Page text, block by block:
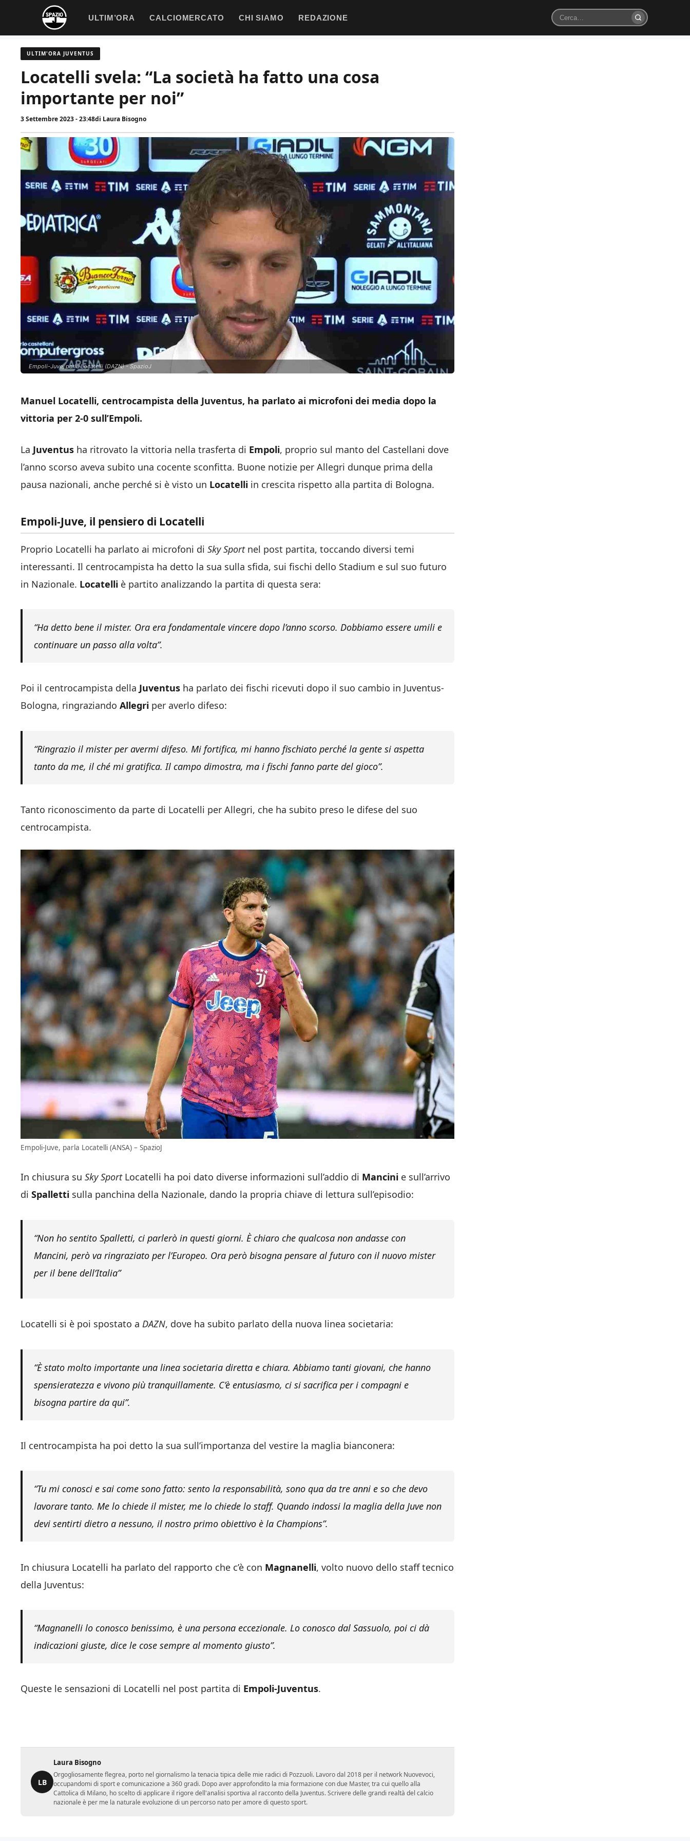
contenuto
ULTIM’ORA CALCIOMERCATO CHI SIAMO REDAZIONE
Cerca
ULTIM'ORA JUVENTUS
Locatelli svela: “La società ha fatto una cosa
importante per noi”
3 Settembre 2023 - 23:48di Laura Bisogno
Empoli-Juve, parla Locatelli (DAZN) - SpazioJ
Manuel Locatelli, centrocampista della Juventus, ha parlato ai microfoni dei media dopo la
vittoria per 2-0 sull’Empoli.
La Juventus ha ritrovato la vittoria nella trasferta di Empoli, proprio sul manto del Castellani dove
l’anno scorso aveva subito una cocente sconfitta. Buone notizie per Allegri dunque prima della
pausa nazionali, anche perché si è visto un Locatelli in crescita rispetto alla partita di Bologna.
Empoli-Juve, il pensiero di Locatelli
Proprio Locatelli ha parlato ai microfoni di Sky Sportnel post partita, toccando diversi temi
interessanti. Il centrocampista ha detto la sua sulla sfida, sui fischi dello Stadium e sul suo futuro
in Nazionale. Locatelli è partito analizzando la partita di questa sera:
“Ha detto bene il mister. Ora era fondamentale vincere dopo l’anno scorso. Dobbiamo essere umili e
continuare un passo alla volta”.
Poi il centrocampista della Juventus ha parlato dei fischi ricevuti dopo il suo cambio in Juventus-
Bologna, ringraziando Allegri per averlo difeso:
“Ringrazio il mister per avermi difeso. Mi fortifica, mi hanno fischiato perché la gente si aspetta
tanto da me, il ché mi gratifica. Il campo dimostra, ma i fischi fanno parte del gioco”.
Tanto riconoscimento da parte di Locatelli per Allegri, che ha subito preso le difese del suo
centrocampista.
Empoli-Juve, parla Locatelli (ANSA) – SpazioJ
In chiusura su Sky SportLocatelli ha poi dato diverse informazioni sull’addio di Mancini e sull’arrivo
di Spalletti sulla panchina della Nazionale, dando la propria chiave di lettura sull’episodio:
“Non ho sentito Spalletti, ci parlerò in questi giorni. È chiaro che qualcosa non andasse con
Mancini, però va ringraziato per l’Europeo. Ora però bisogna pensare al futuro con il nuovo mister
per il bene dell’Italia”
Locatelli si è poi spostato a DAZN, dove ha subito parlato della nuova linea societaria:
“È stato molto importante una linea societaria diretta e chiara. Abbiamo tanti giovani, che hanno
spensieratezza e vivono più tranquillamente. C’è entusiasmo, ci si sacrifica per i compagni e
bisogna partire da qui”.
Il centrocampista ha poi detto la sua sull’importanza del vestire la maglia bianconera:
“Tu mi conosci e sai come sono fatto: sento la responsabilità, sono qua da tre anni e so che devo
lavorare tanto. Me lo chiede il mister, me lo chiede lo staff. Quando indossi la maglia della Juve non
devi sentirti dietro a nessuno, il nostro primo obiettivo è la Champions”.
In chiusura Locatelli ha parlato del rapporto che c’è con Magnanelli, volto nuovo dello staff tecnico
della Juventus:
“Magnanelli lo conosco benissimo, è una persona eccezionale. Lo conosco dal Sassuolo, poi ci dà
indicazioni giuste, dice le cose sempre al momento giusto”.
Queste le sensazioni di Locatelli nel post partita di Empoli-Juventus.
LB
Laura Bisogno
Orgogliosamente flegrea, porto nel giornalismo la tenacia tipica delle mie radici di Pozzuoli. Lavoro dal 2018 per il network Nuovevoci,
occupandomi di sport e comunicazione a 360 gradi. Dopo aver approfondito la mia formazione con due Master, tra cui quello alla
Cattolica di Milano, ho scelto di applicare il rigore dell'analisi sportiva al racconto della Juventus. Scrivere delle grandi realtà del calcio
nazionale è per me la naturale evoluzione di un percorso nato per amore di questo sport.